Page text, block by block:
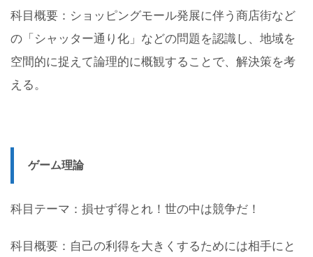
科目概要：ショッピングモール発展に伴う商店街など
の「シャッター通り化」などの問題を認識し、地域を
空間的に捉えて論理的に概観することで、解決策を考
える。
ゲーム理論
科目テーマ：損せず得とれ！世の中は競争だ！
科目概要：自己の利得を大きくするためには相手にと